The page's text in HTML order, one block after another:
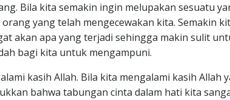
Bila kita semakin ingin melupakan sesuatu
yang telah mengecewakan kita. Semakin
akan apa yang terjadi sehingga makin sulit
bagi kita untuk mengampuni.
kasih Allah. Bila kita mengalami kasih
bahwa tabungan cinta dalam hati kita